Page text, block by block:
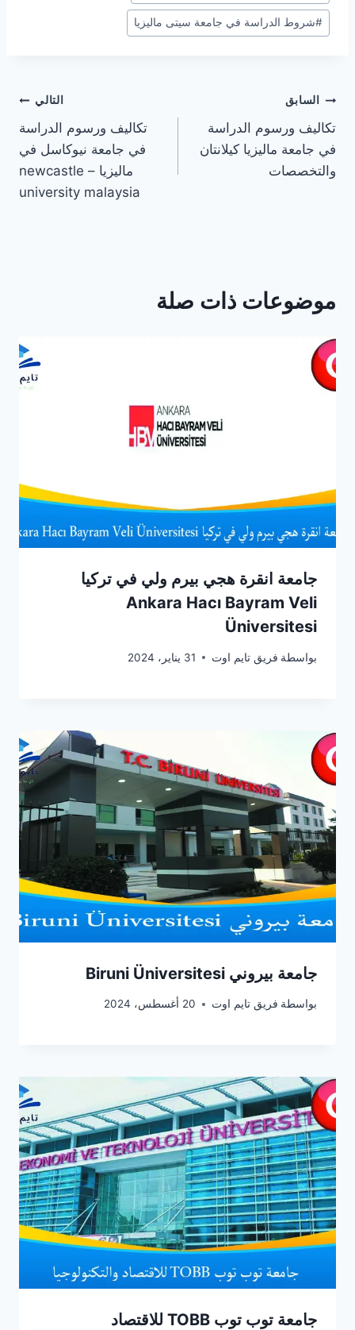
#شروط الدراسة في جامعة سيتى ماليزيا
تصفّح
المقالات
السابق
تكاليف ورسوم الدراسة
في جامعة ماليزيا كيلانتان
والتخصصات
التالي
تكاليف ورسوم الدراسة
في جامعة نيوكاسل في
ماليزيا – newcastle
university malaysia
موضوعات ذات صلة
جامعة انقرة هجي بيرم ولي في تركيا
Ankara Hacı Bayram Veli
Üniversitesi
بواسطة فريق تايم اوت 31 يناير، 2024
جامعة بيروني Biruni Üniversitesi
بواسطة فريق تايم اوت 20 أغسطس، 2024
جامعة توب توب TOBB للاقتصاد